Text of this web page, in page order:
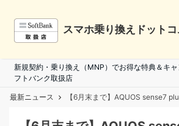
スマホ乗り換えドットコ
新規契約・乗り換え（MNP）でお得な特典＆キ
フトバンク取扱店
最新ニュース